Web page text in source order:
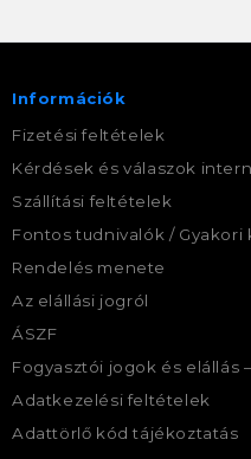
Információk
Fizetési feltételek
Kérdések és válaszok
Szállítási feltételek
Fontos tudnivalók / Gyakori
Rendelés menete
Az elállási jogról
ÁSZF
Fogyasztói jogok és
Adatkezelési feltételek
Adattörlő kód tájékoztatás